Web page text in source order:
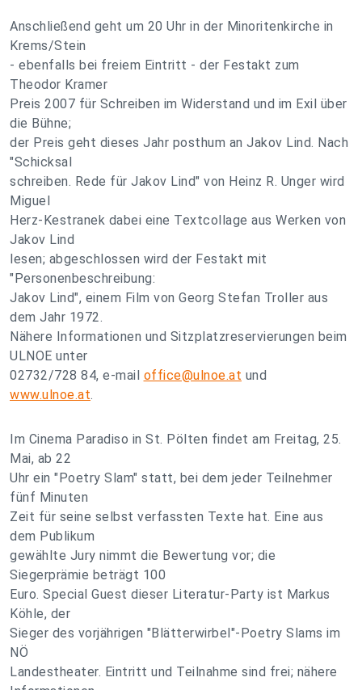
Anschließend geht um 20 Uhr in der Minoritenkirche in
Krems/Stein
- ebenfalls bei freiem Eintritt - der Festakt zum
Theodor Kramer
Preis 2007 für Schreiben im Widerstand und im Exil über
die Bühne;
der Preis geht dieses Jahr posthum an Jakov Lind. Nach
"Schicksal
schreiben. Rede für Jakov Lind" von Heinz R. Unger wird
Miguel
Herz-Kestranek dabei eine Textcollage aus Werken von
Jakov Lind
lesen; abgeschlossen wird der Festakt mit
"Personenbeschreibung:
Jakov Lind", einem Film von Georg Stefan Troller aus
dem Jahr 1972.
Nähere Informationen und Sitzplatzreservierungen beim
ULNOE unter
02732/728 84, e-mail office@ulnoe.at und
www.ulnoe.at.
Im Cinema Paradiso in St. Pölten findet am Freitag, 25.
Mai, ab 22
Uhr ein "Poetry Slam" statt, bei dem jeder Teilnehmer
fünf Minuten
Zeit für seine selbst verfassten Texte hat. Eine aus
dem Publikum
gewählte Jury nimmt die Bewertung vor; die
Siegerprämie beträgt 100
Euro. Special Guest dieser Literatur-Party ist Markus
Köhle, der
Sieger des vorjährigen "Blätterwirbel"-Poetry Slams im
NÖ
Landestheater. Eintritt und Teilnahme sind frei; nähere